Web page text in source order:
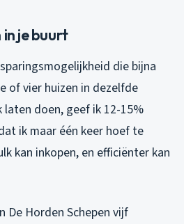
je buurt
die bijna
of vier huizen in dezelfde
doen, geef ik 12-15%
ik maar één keer hoef te
kan inkopen, en efficiënter kan
De Horden Schepen vijf